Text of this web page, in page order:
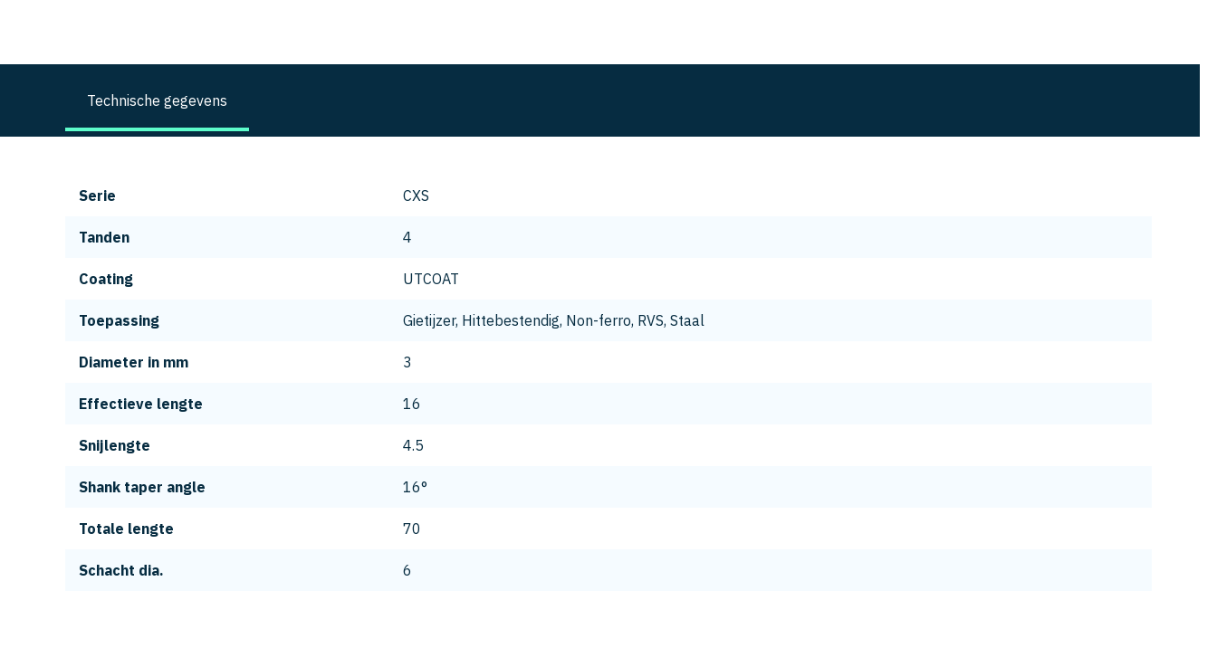
Technische gegevens
Serie CXS
Tanden 4
Coating UTCOAT
Toepassing Gietijzer, Hittebestendig, Non-ferro, RVS, Staal
Diameter in mm 3
Effectieve lengte 16
Snijlengte 4.5
Shank taper angle 16°
Totale lengte 70
Schacht dia. 6